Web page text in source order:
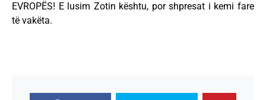
EVROPËS! E lusim Zotin kështu, por shpresat i kemi fare
të vakëta.